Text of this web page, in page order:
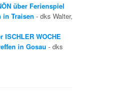
über Ferienspiel
in Traisen - dks Walter,
ISCHLER WOCHE
in Gosau - dks